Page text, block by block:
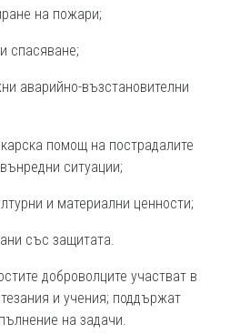
на пожари;
спасяване;
аварийно-възстановителни
помощ на пострадалите
ситуации;
и материални ценности;
със защитата.
доброволците участват в
и учения; поддържат
на задачи.